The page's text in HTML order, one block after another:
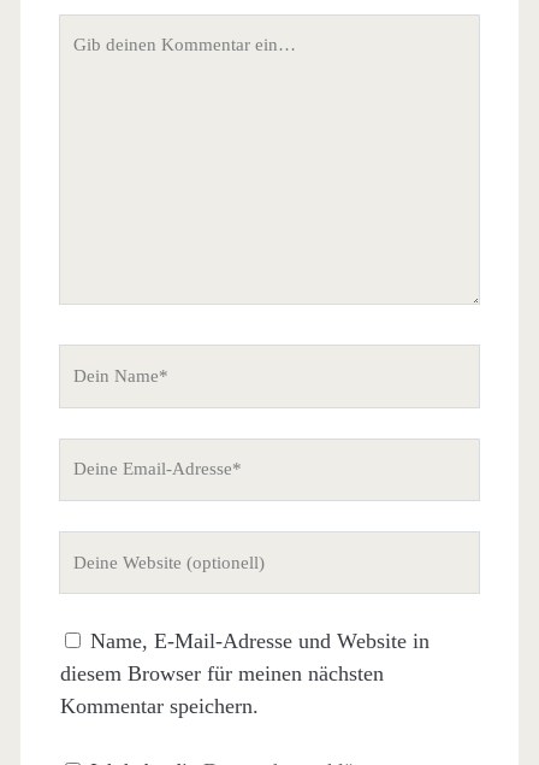
erforderlich)
Name, E-Mail-Adresse und Website in
diesem Browser für meinen nächsten
Kommentar speichern.